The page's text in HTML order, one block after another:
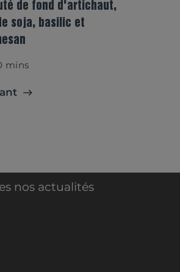
de fond d'artichaut,
soja, basilic et
mins
nos actualités